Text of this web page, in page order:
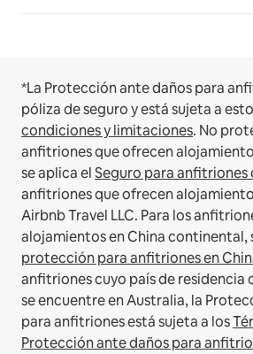
*La Protección ante daños para
póliza de seguro y está sujeta a
condiciones y limitaciones. No
anfitriones que ofrecen
se aplica elSeguro para anfitriones
anfitriones que ofrecen
Airbnb Travel LLC. Para los
alojamientos en China continental,
protección para anfitriones en
anfitriones cuyo país de residencia
se encuentre en Australia, la
para anfitriones está sujeta a los
Protección ante daños para